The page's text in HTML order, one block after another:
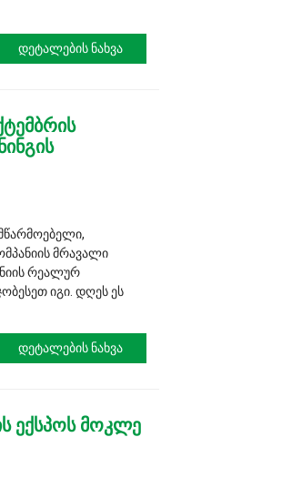
Დეტალების Ნახვა
მრავალი
რეალურ
იგი. დღეს ეს
Დეტალების Ნახვა
ექსპოს მოკლე